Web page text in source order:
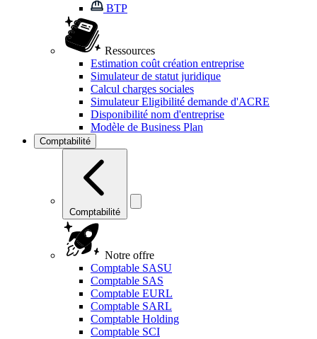
BTP
Ressources
Estimation coût création entreprise
Simulateur de statut juridique
Calcul charges sociales
Simulateur Eligibilité demande d'ACRE
Disponibilité nom d'entreprise
Modèle de Business Plan
Comptabilité
Comptabilité
Notre offre
Comptable SASU
Comptable SAS
Comptable EURL
Comptable SARL
Comptable Holding
Comptable SCI